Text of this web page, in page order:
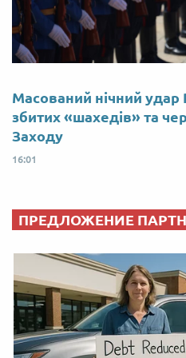
Масований нічний удар
збитих «шахедів» та
Заходу
16:01
ПРЕДЛОЖЕНИЕ